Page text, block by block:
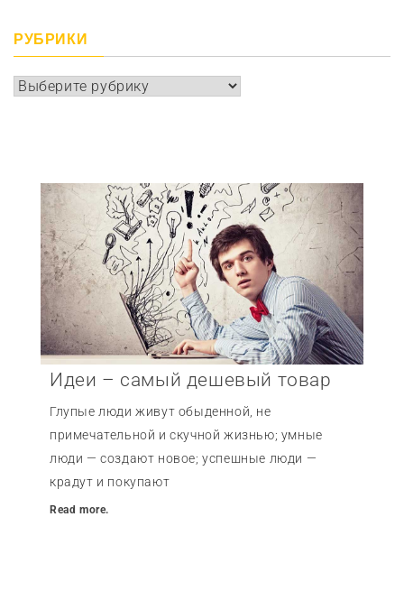
РУБРИКИ
Рубрики
Идеи – самый дешевый товар
Глупые люди живут обыденной, не
примечательной и скучной жизнью; умные
люди — создают новое; успешные люди —
крадут и покупают
Read more.